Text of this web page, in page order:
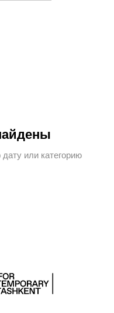
или категорию